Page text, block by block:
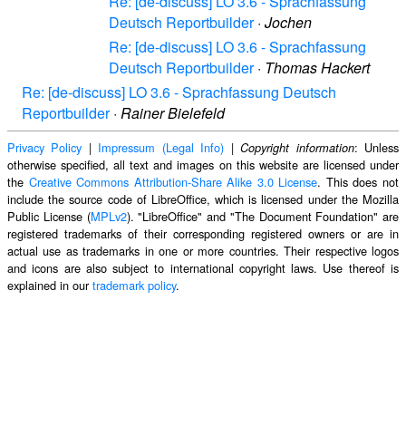
Deutsch Reportbuilder· Jochen
Re: [de-discuss] LO 3.6 - Sprachfassung
Deutsch Reportbuilder· Thomas Hackert
Re: [de-discuss] LO 3.6 - Sprachfassung Deutsch
Reportbuilder· Rainer Bielefeld
Privacy Policy | Impressum (Legal Info) |Copyright information: Unless
otherwise specified, all text and images on this website are licensed under
the Creative Commons Attribution-Share Alike 3.0 License. This does not
include the source code of LibreOffice, which is licensed under the Mozilla
Public License (MPLv2). "LibreOffice" and "The Document Foundation" are
registered trademarks of their corresponding registered owners or are in
actual use as trademarks in one or more countries. Their respective logos
and icons are also subject to international copyright laws. Use thereof is
explained in ourtrademark policy.